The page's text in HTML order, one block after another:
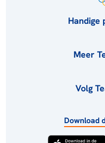
Handige
Meer
Volg
Download